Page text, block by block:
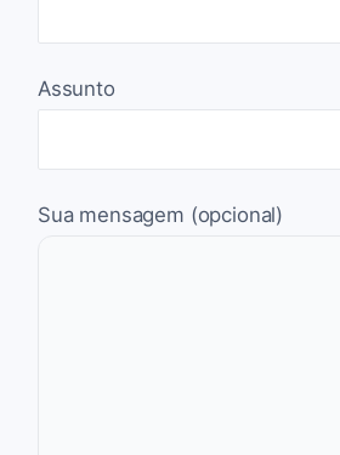
Assunto
Sua mensagem (opcional)